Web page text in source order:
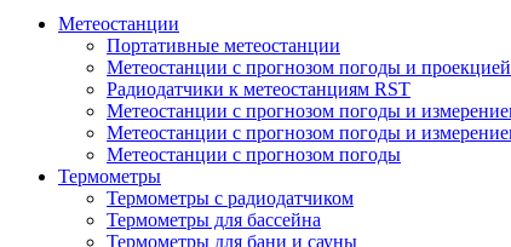
Метеостанции
Портативные метеостанции
Метеостанции с прогнозом погоды и проекцией
Радиодатчики к метеостанциям RST
Метеостанции с прогнозом погоды и
Метеостанции с прогнозом погоды и
Метеостанции с прогнозом погоды
Термометры
Термометры с радиодатчиком
Термометры для бассейна
Термометры для бани и сауны